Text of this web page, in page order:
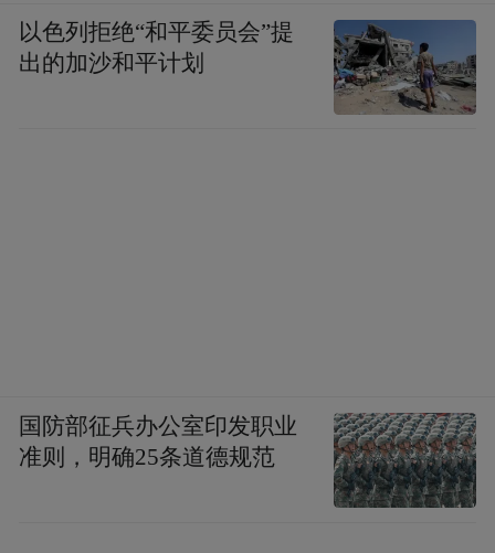
以色列拒绝“和平委员会”提
出的加沙和平计划
国防部征兵办公室印发职业
准则，明确25条道德规范